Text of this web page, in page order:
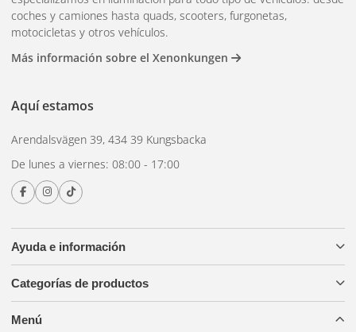
Ayuda e información
Categorías de productos
Menú
coches y camiones hasta quads, scooters, furgonetas,
motocicletas y otros vehículos.
Más información sobre el Xenonkungen
Aquí estamos
Arendalsvägen 39, 434 39 Kungsbacka
De lunes a viernes: 08:00 - 17:00